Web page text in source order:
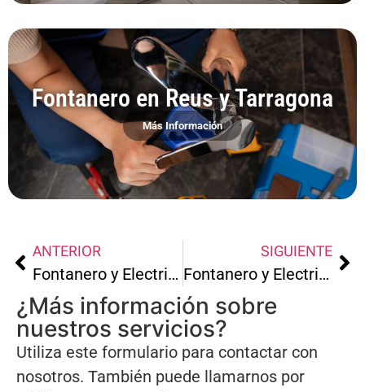
Fontanero en Reus y Tarragona
Más Información
ANTERIOR
Fontanero y Electricista en La Selva del Camp
SIGUIENTE
Fontanero y Electricista en Salou
¿Más información sobre
nuestros servicios?
Utiliza este formulario para contactar con
nosotros. También puede llamarnos por